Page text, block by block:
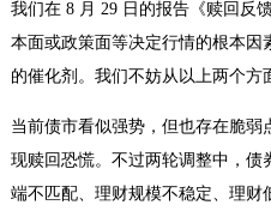
我们在 8 月 29 日的报告《赎回反
本面或政策面等决定行情的根本
的催化剂。我们不妨从以上两个方
当前债市看似强势，但也存在脆
现赎回恐慌。不过两轮调整中，债
端不匹配、理财规模不稳定、理